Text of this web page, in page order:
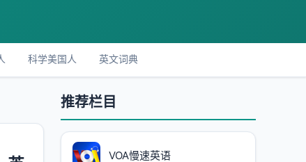
科学美国人 英文词典
推荐栏目
VOA慢速英语